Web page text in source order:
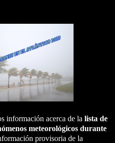
información acerca de la lista de
meteorológicos durante
provisoria de la